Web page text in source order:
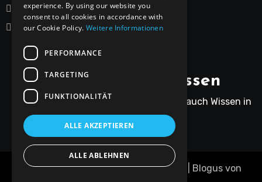
Datenschutzerklärung
Impressum
Rainers Gartenwissen
Rainer bringt nicht nur Humor, sondern auch Wissen in
den Gartenalltag.
Copyright © Alle Rechte vorbehalten. Blogusvon
experience. By using our website you
consent to all cookies in accordance with
our Cookie Policy. Weitere Informationen
PERFORMANCE
TARGETING
FUNKTIONALITÄT
ALLE AKZEPTIEREN
ALLE ABLEHNEN